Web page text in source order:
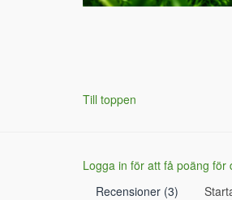
Till toppen
Logga in för att få poäng för
Recensioner (3)